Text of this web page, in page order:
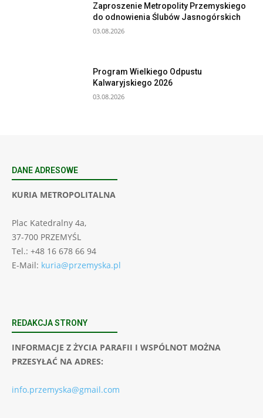
Zaproszenie Metropolity Przemyskiego
do odnowienia Ślubów Jasnogórskich
03.08.2026
Program Wielkiego Odpustu
Kalwaryjskiego 2026
03.08.2026
DANE ADRESOWE
KURIA METROPOLITALNA
Plac Katedralny 4a,
37-700 PRZEMYŚL
Tel.: +48 16 678 66 94
E-Mail: kuria@przemyska.pl
REDAKCJA STRONY
INFORMACJE Z ŻYCIA PARAFII I WSPÓLNOT MOŻNA
PRZESYŁAĆ NA ADRES:
info.przemyska@gmail.com